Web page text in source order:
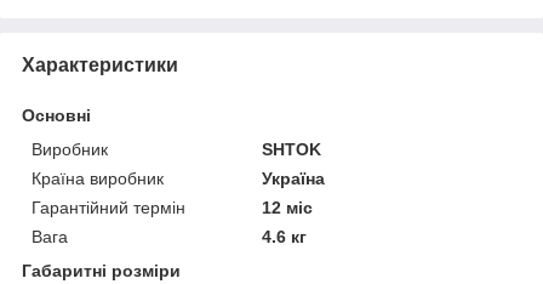
Характеристики
Основні
Виробник
SHTOK
Країна виробник
Україна
Гарантійний термін
12 міс
Вага
4.6 кг
Габаритні розміри